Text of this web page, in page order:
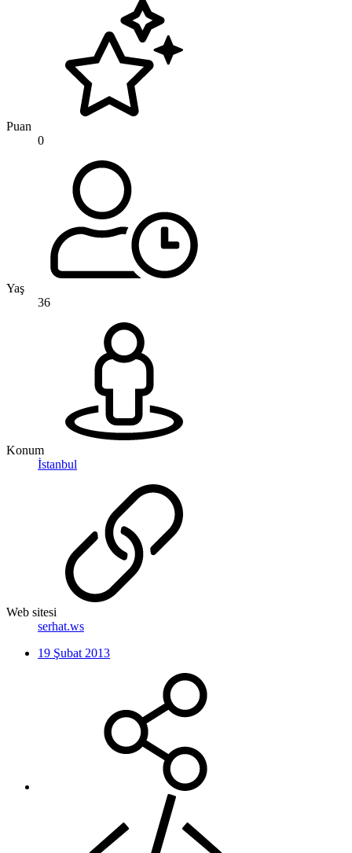
Puan
0
Yaş
36
Konum
İstanbul
Web sitesi
serhat.ws
19 Şubat 2013